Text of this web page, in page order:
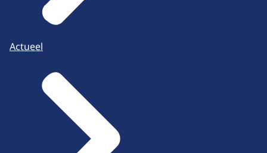
Actueel